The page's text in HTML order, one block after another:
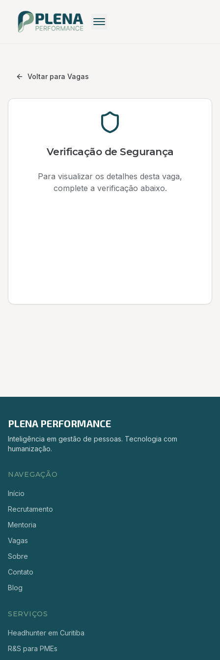
Recrutamento: Saiba mais
Voltar para Vagas
Verificação de Segurança
Para visualizar os detalhes desta vaga,
complete a verificação abaixo.
PLENA PERFORMANCE
Inteligência em gestão de pessoas. Tecnologia com
humanização.
NAVEGAÇÃO
Início
Recrutamento
Mentoria
Vagas
Sobre
Contato
Blog
SERVIÇOS
Headhunter em Curitiba
R&S para PMEs